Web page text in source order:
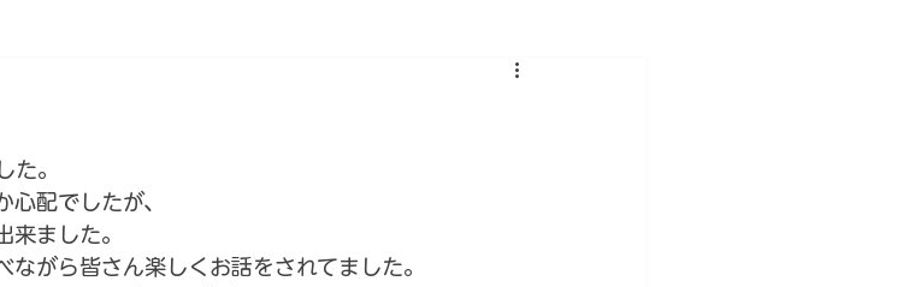
た。
配でしたが、
来ました。
がら皆さん楽しくお話をされてました。